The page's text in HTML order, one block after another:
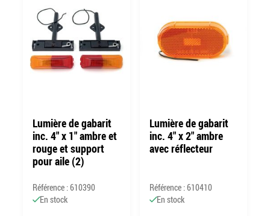
Lumière de gabarit
inc. 4" x 1" ambre et
rouge et support
pour aile (2)
Référence : 610390
En stock
Lumière de gabarit
inc. 4" x 2" ambre
avec réflecteur
Référence : 610410
En stock